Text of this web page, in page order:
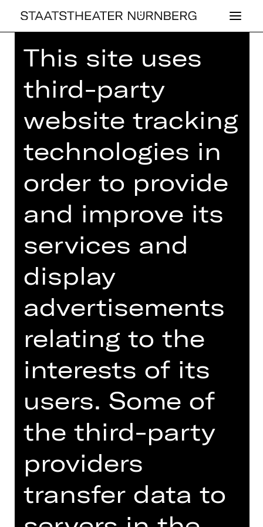
Home>House>Artists> Brigitte
OPERA
BRI­GIT­TE FASS­
BA­EN­DER
Director
Regisseurin
Brigitte Fassbaender wurde in Berlin
geboren und studierte Gesang bei
ihrem Vater, Kammersänger Willy
Domgraf-Fassbaender, der in ihrer
Jugend als Sänger, Oberspielleiter und
Regisseur an den Städtischen
This site uses
third-party
website tracking
technologies in
order to provide
and improve its
services and
display
advertisements
relating to the
interests of its
users. Some of
the third-party
providers
transfer data to